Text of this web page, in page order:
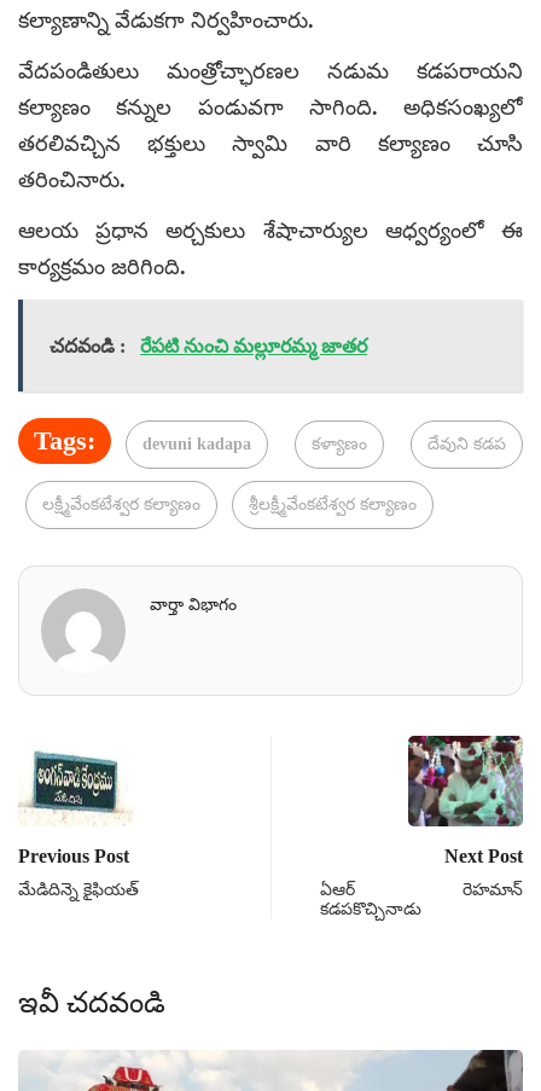
కల్యాణాన్ని వేడుకగా నిర్వహించారు.
వేదపండితులు మంత్రోచ్ఛారణల నడుమ కడపరాయని
కల్యాణం కన్నుల పండువగా సాగింది. అధికసంఖ్యలో
తరలివచ్చిన భక్తులు స్వామి వారి కల్యాణం చూసి
తరించినారు.
ఆలయ ప్రధాన అర్చకులు శేషాచార్యుల ఆధ్వర్యంలో ఈ
కార్యక్రమం జరిగింది.
చదవండి : రేపటి నుంచి మల్లూరమ్మ జాతర
Tags: devuni kadapa కళ్యాణం దేవుని కడప
లక్ష్మీవేంకటేశ్వర కల్యాణం శ్రీలక్ష్మీవేంకటేశ్వర కల్యాణం
వార్తా విభాగం
Previous Post
మేడిదిన్నె కైఫియత్
Next Post
ఏఆర్‌ రెహమాన్‌
కడపకొచ్చినాడు
ఇవీ చదవండి